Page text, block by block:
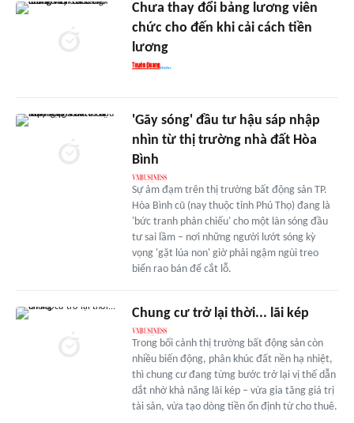
Chưa thay đổi bảng lương viên
chức cho đến khi cải cách tiền
lương
'Gãy sóng' đầu tư hậu sáp nhập
nhìn từ thị trường nhà đất Hòa
Bình
Sự ảm đạm trên thị trường bất động sản TP.
Hòa Bình cũ (nay thuộc tỉnh Phú Thọ) đang là
'bức tranh phản chiếu' cho một làn sóng đầu
tư sai lầm – nơi những người lướt sóng kỳ
vọng 'gặt lúa non' giờ phải ngậm ngùi treo
biển rao bán để cắt lỗ.
Chung cư trở lại thời... lãi kép
Trong bối cảnh thị trường bất động sản còn
nhiều biến động, phân khúc đất nền hạ nhiệt,
thì chung cư đang từng bước trở lại vị thế dẫn
dắt nhờ khả năng lãi kép – vừa gia tăng giá trị
tài sản, vừa tạo dòng tiền ổn định từ cho thuê.